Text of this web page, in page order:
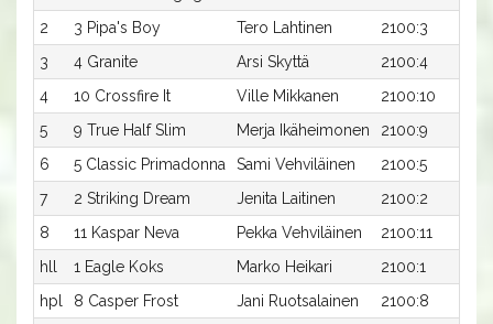
2
3 Pipa's Boy Tero Lahtinen 2100:3
3
4 Granite Arsi Skyttä 2100:4
4
10 Crossfire It Ville Mikkanen 2100:10
5
9 True Half Slim Merja Ikäheimonen 2100:9
6
5 Classic Primadonna Sami Vehviläinen 2100:5
7
2 Striking Dream Jenita Laitinen 2100:2
8
11 Kaspar Neva Pekka Vehviläinen 2100:11
hll
1 Eagle Koks Marko Heikari 2100:1
hpl
8 Casper Frost Jani Ruotsalainen 2100:8